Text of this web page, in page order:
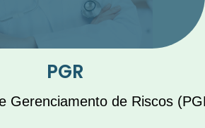
PGR
Gerenciamento de Riscos